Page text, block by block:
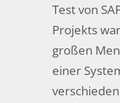
Test von
Projekts
großen
einer